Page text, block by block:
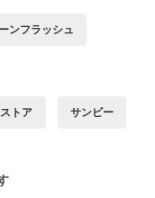
ンフラッシュ
トア サンビー